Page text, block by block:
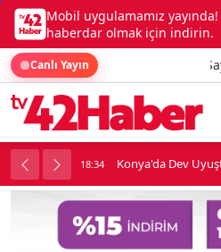
Mobil uygulamamız
haberdar olmak için indirin.
Canlı Yayın Ana
18:34 Konya'da Dev